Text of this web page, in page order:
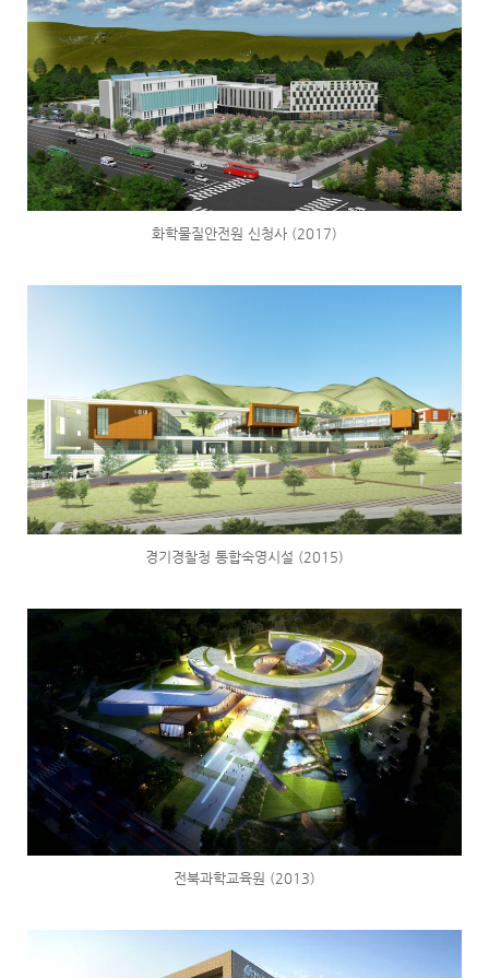
화학물질안전원 신청사 (2017)
경기경찰청 통합숙영시설 (2015)
전북과학교육원 (2013)